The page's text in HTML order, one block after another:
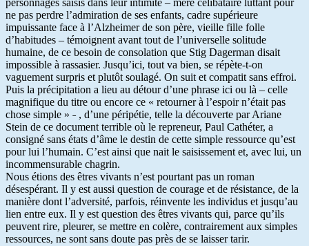
personnages saisis dans leur intimité – mère célibataire luttant pour
ne pas perdre l’admiration de ses enfants, cadre supérieure
impuissante face à l’Alzheimer de son père, vieille fille folle
d’habitudes – témoignent avant tout de l’universelle solitude
humaine, de ce besoin de consolation que Stig Dagerman disait
impossible à rassasier. Jusqu’ici, tout va bien, se répète-t-on
vaguement surpris et plutôt soulagé. On suit et compatit sans effroi.
Puis la précipitation a lieu au détour d’une phrase ici ou là – celle
magnifique du titre ou encore ce « retourner à l’espoir n’était pas
chose simple » ˗ , d’une péripétie, telle la découverte par Ariane
Stein de ce document terrible où le repreneur, Paul Cathéter, a
consigné sans états d’âme le destin de cette simple ressource qu’est
pour lui l’humain. C’est ainsi que nait le saisissement et, avec lui, un
incommensurable chagrin.
Nous étions des êtres vivants n’est pourtant pas un roman
désespérant. Il y est aussi question de courage et de résistance, de la
manière dont l’adversité, parfois, réinvente les individus et jusqu’au
lien entre eux. Il y est question des êtres vivants qui, parce qu’ils
peuvent rire, pleurer, se mettre en colère, contrairement aux simples
ressources, ne sont sans doute pas près de se laisser tarir.